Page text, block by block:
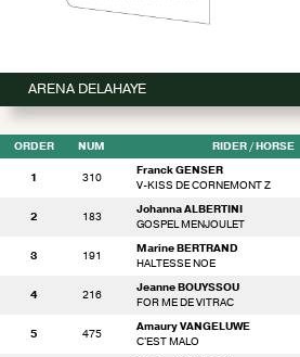
ARENA DELAHAYE
ORDER NUM RIDER / HORSE
1 310
Franck GENSER
V-KISS DE CORNEMONT Z
2 183
Johanna ALBERTINI
GOSPEL MENJOULET
3 191
Marine BERTRAND
HALTESSE NOE
4 216
Jeanne BOUYSSOU
FOR ME DE VITRAC
5 475
Amaury VANGELUWE
C'EST MALO